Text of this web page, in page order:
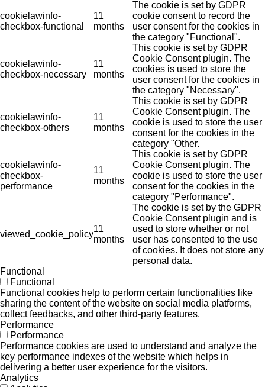
cookielawinfo-
checkbox-functional
11
months
The cookie is set by GDPR
cookie consent to record the
user consent for the cookies in
the category "Functional".
cookielawinfo-
checkbox-necessary
11
months
This cookie is set by GDPR
Cookie Consent plugin. The
cookies is used to store the
user consent for the cookies in
the category "Necessary".
cookielawinfo-
checkbox-others
11
months
This cookie is set by GDPR
Cookie Consent plugin. The
cookie is used to store the user
consent for the cookies in the
category "Other.
cookielawinfo-
checkbox-
performance
11
months
This cookie is set by GDPR
Cookie Consent plugin. The
cookie is used to store the user
consent for the cookies in the
category "Performance".
viewed_cookie_policy
11
months
The cookie is set by the GDPR
Cookie Consent plugin and is
used to store whether or not
user has consented to the use
of cookies. It does not store any
personal data.
Functional
Functional
Functional cookies help to perform certain functionalities like
sharing the content of the website on social media platforms,
collect feedbacks, and other third-party features.
Performance
Performance
Performance cookies are used to understand and analyze the
key performance indexes of the website which helps in
delivering a better user experience for the visitors.
Analytics